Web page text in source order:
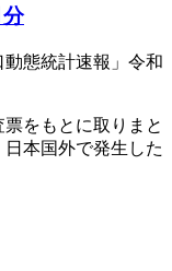
分
態統計速報」令和
をもとに取りまと
本国外で発生した